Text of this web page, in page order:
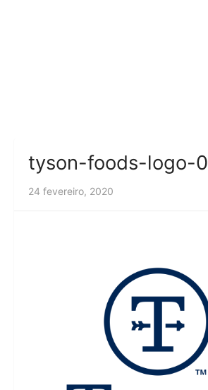
tyson-foods-logo-0
24 fevereiro, 2020